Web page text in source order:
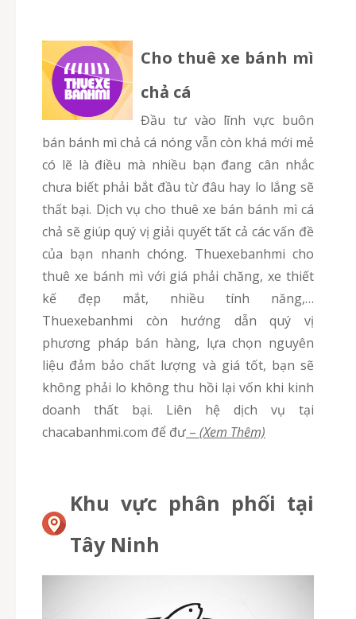
Cho thuê xe bánh mì
chả cá
Đầu tư vào lĩnh vực buôn
bán bánh mì chả cá nóng vẫn còn khá mới mẻ
có lẽ là điều mà nhiều bạn đang cân nhắc
chưa biết phải bắt đầu từ đâu hay lo lắng sẽ
thất bại. Dịch vụ cho thuê xe bán bánh mì cá
chả sẽ giúp quý vị giải quyết tất cả các vấn đề
của bạn nhanh chóng. Thuexebanhmi cho
thuê xe bánh mì với giá phải chăng, xe thiết
kế đẹp mắt, nhiều tính năng,…
Thuexebanhmi còn hướng dẫn quý vị
phương pháp bán hàng, lựa chọn nguyên
liệu đảm bảo chất lượng và giá tốt, bạn sẽ
không phải lo không thu hồi lại vốn khi kinh
doanh thất bại. Liên hệ dịch vụ tại
chacabanhmi.com để đư – (Xem Thêm)
Khu vực phân phối tại
Tây Ninh